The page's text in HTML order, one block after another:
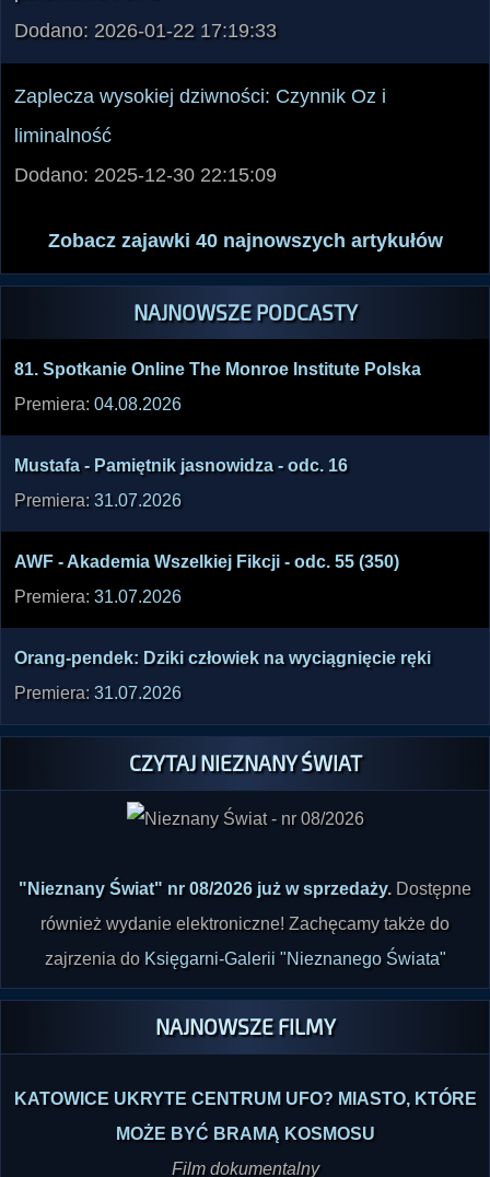
NAJNOWSZE PODCASTY
81. Spotk­anie Onlin­e The Monro­e Insti­tute Polsk­a
Premiera:04.08.2026
Premiera: 31.07.2026
Premiera:31.07.2026
Premiera:31.07.2026
CZYTAJ NIEZNANY ŚWIAT
również wydanie elektroniczne! Zachęcamy także do
zajrzenia doKsięgarni-Galerii "Nieznanego Świata"
NAJNOWSZE FILMY
KATOWICE UKRYTE CENTRUM UFO? MIASTO, KTÓRE
MOŻE BYĆ BRAMĄ KOSMOSU
Film dokumentalny
liminalność
Dodano: 2025-12-30 22:15:09